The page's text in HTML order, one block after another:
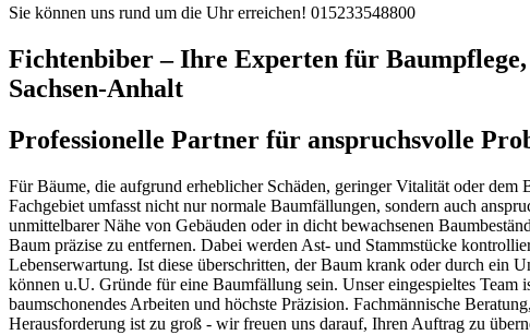
Sie können uns rund um die Uhr erreichen! 015233548800
Fichtenbiber – Ihre Experten für
Sachsen-Anhalt
Professionelle Partner für anspruchsvolle
Für Bäume, die aufgrund erheblicher Schäden, geringer Vitalität oder
Fachgebiet umfasst nicht nur normale Baumfällungen, sondern auch
unmittelbarer Nähe von Gebäuden oder in dicht bewachsenen
Baum präzise zu entfernen. Dabei werden Ast- und Stammstücke
Lebenserwartung. Ist diese überschritten, der Baum krank oder durch ein
können u.U. Gründe für eine Baumfällung sein. Unser eingespieltes
baumschonendes Arbeiten und höchste Präzision. Fachmännische
Herausforderung ist zu groß - wir freuen uns darauf, Ihren Auftrag zu